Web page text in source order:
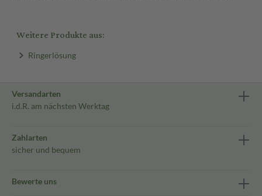
Weitere Produkte aus:
Ringerlösung
Versandarten
i.d.R. am nächsten Werktag
Zahlarten
sicher und bequem
Bewerte uns